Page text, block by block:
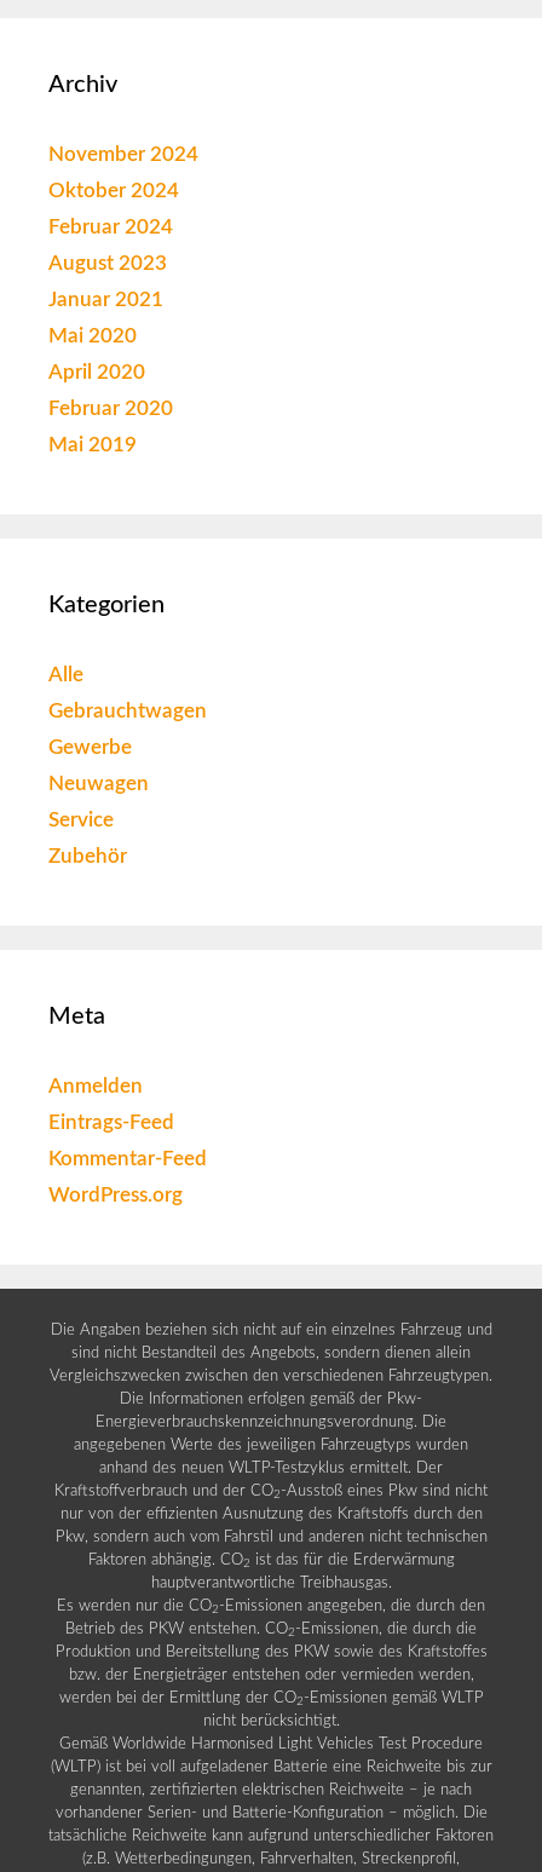
Archiv
November 2024
Oktober 2024
Februar 2024
August 2023
Januar 2021
Mai 2020
April 2020
Februar 2020
Mai 2019
Kategorien
Alle
Gebrauchtwagen
Gewerbe
Neuwagen
Service
Zubehör
Meta
Anmelden
Eintrags-Feed
Kommentar-Feed
WordPress.org
Die Angaben beziehen sich nicht auf ein einzelnes Fahrzeug und
sind nicht Bestandteil des Angebots, sondern dienen allein
Vergleichszwecken zwischen den verschiedenen Fahrzeugtypen.
Die Informationen erfolgen gemäß der Pkw-
Energieverbrauchskennzeichnungsverordnung. Die
angegebenen Werte des jeweiligen Fahrzeugtyps wurden
anhand des neuen WLTP-Testzyklus ermittelt. Der
Kraftstoffverbrauch und der CO2 -Ausstoß eines Pkw sind nicht
nur von der effizienten Ausnutzung des Kraftstoffs durch den
Pkw, sondern auch vom Fahrstil und anderen nicht technischen
Faktoren abhängig. CO2 ist das für die Erderwärmung
hauptverantwortliche Treibhausgas.
Es werden nur die CO2 -Emissionen angegeben, die durch den
Betrieb des PKW entstehen. CO2 -Emissionen, die durch die
Produktion und Bereitstellung des PKW sowie des Kraftstoffes
bzw. der Energieträger entstehen oder vermieden werden,
werden bei der Ermittlung der CO2 -Emissionen gemäß WLTP
nicht berücksichtigt.
Gemäß Worldwide Harmonised Light Vehicles Test Procedure
(WLTP) ist bei voll aufgeladener Batterie eine Reichweite bis zur
genannten, zertifizierten elektrischen Reichweite – je nach
vorhandener Serien- und Batterie-Konfiguration – möglich. Die
tatsächliche Reichweite kann aufgrund unterschiedlicher Faktoren
(z.B. Wetterbedingungen, Fahrverhalten, Streckenprofil,